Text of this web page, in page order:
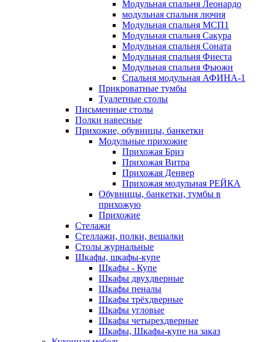
Модульная спальня Леонардо
модульная спальня лючия
Модульная спальня МСП1
Модульная спальня Сакура
Модульная спальня Соната
Модульная спальня Фиеста
Модульная спальня Фьюжн
Спальня модульная АФИНА-1
Прикроватные тумбы
Туалетные столы
Письменные столы
Полки навесные
Прихожие, обувницы, банкетки
Модульные прихожие
Прихожая Бриз
Прихожая Витра
Прихожая Денвер
Прихожая модульная РЕЙКА
Обувницы, банкетки, тумбы в
прихожую
Прихожие
Стелажи
Стеллажи, полки, вешалки
Столы журнальные
Шкафы, шкафы-купе
Шкафы - Купе
Шкафы двухдверные
Шкафы пеналы
Шкафы трёхдверные
Шкафы угловые
Шкафы четырехдверные
Шкафы, Шкафы-купе на заказ